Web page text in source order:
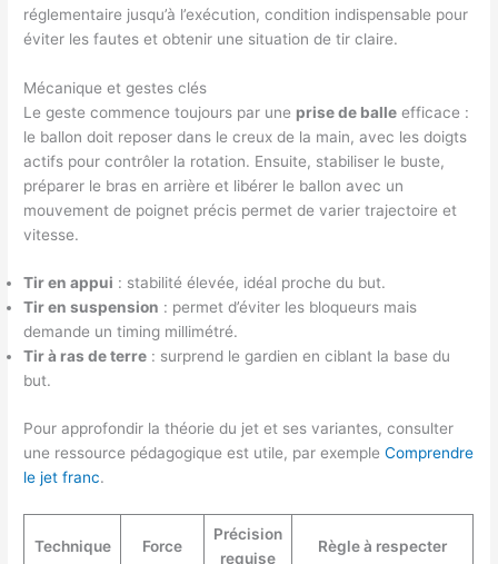
réglementaire jusqu’à l’exécution, condition indispensable pour
éviter les fautes et obtenir une situation de tir claire.
Mécanique et gestes clés
Le geste commence toujours par une prise de balle efficace :
le ballon doit reposer dans le creux de la main, avec les doigts
actifs pour contrôler la rotation. Ensuite, stabiliser le buste,
préparer le bras en arrière et libérer le ballon avec un
mouvement de poignet précis permet de varier trajectoire et
vitesse.
Tir en appui : stabilité élevée, idéal proche du but.
Tir en suspension : permet d’éviter les bloqueurs mais
demande un timing millimétré.
Tir à ras de terre : surprend le gardien en ciblant la base du
but.
Pour approfondir la théorie du jet et ses variantes, consulter
une ressource pédagogique est utile, par exempleComprendre
le jet franc.
Technique Force
Précision
requise
Règle à respecter